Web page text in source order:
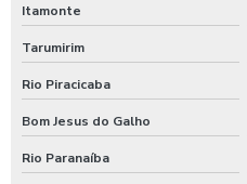
Itamonte
Tarumirim
Rio Piracicaba
Bom Jesus do Galho
Rio Paranaíba